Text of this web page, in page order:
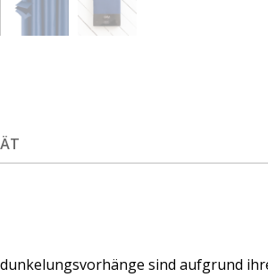
sind aufgrund